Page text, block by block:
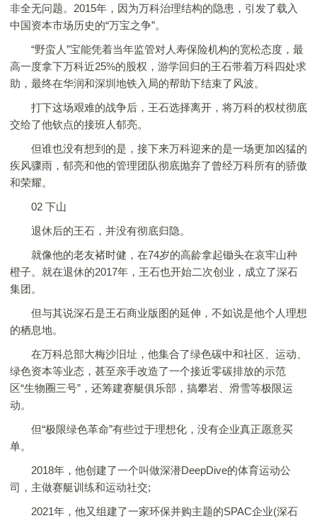
非全无问题。2015年，因为万科治理结构的隐患，引发了载入
中国资本市场历史的“万宝之争”。
“野蛮人”宝能凭着当年监管对人寿保险机构的宽松态度，最
高一度拿下万科近25%的股权，游学回归的王石带着万科四处求
助，最终在华润和深圳地铁入局的帮助下结束了风波。
打下这场艰难的战争后，王石选择离开，将万科的权杖彻底
交给了他钦点的接班人郁亮。
但谁也没有想到的是，接下来万科迎来的是一场更加凶猛的
疾风骤雨，郁亮和他的管理团队彻底抛弃了曾经万科所有的骄傲
和荣耀。
02 下山
退休后的王石，并没有彻底归隐。
就像他的老友褚时健，在74岁的高龄拿起锄头在哀牢山种
橙子。就在退休的2017年，王石也开始二次创业，成立了深石
集团。
但与其说深石是王石商业版图的延伸，不如说是他个人理想
的栖息地。
在万科总部大梅沙旧址，他集合了绿色碳中和社区、运动、
绿色资本等业态，甚至亲手改造了一个接近零碳排放的示范
区“生物圈三号”，还筹建赛艇俱乐部，搞攀岩、滑雪等极限运
动。
但“极限绿色革命”有些过于理想化，没有企业真正愿意买
单。
2018年，他创建了一个叫做深潜DeepDive的体育运动公
司，主做赛艇训练和运动社交;
2021年，他又组建了一家环保并购主题的SPAC企业(深石